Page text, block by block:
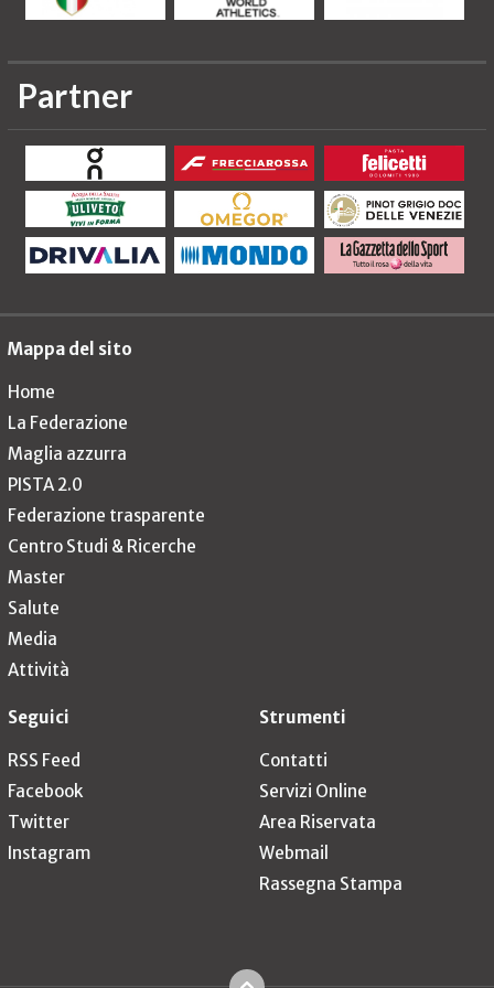
Partner
Mappa del sito
Home
La Federazione
Maglia azzurra
PISTA 2.0
Federazione trasparente
Centro Studi & Ricerche
Master
Salute
Media
Attività
Seguici
RSS Feed
Facebook
Twitter
Instagram
Strumenti
Contatti
Servizi Online
Area Riservata
Webmail
Rassegna Stampa